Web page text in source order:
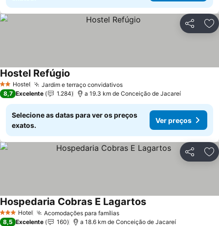
Partilhar
2 Estrelas
Hostel Jardim e terraço convidativos
Hostel Refúgio
8,7 Excelente 1.284 a 19.3 km de Conceição de Jacareí
Selecione as datas para ver os preços
exatos.
Ver preços
Partilhar
3 EstrelasHotel Acomodações para famílias
Hospedaria Cobras E Lagartos
8,5 Excelente 160 a 18.6 km de Conceição de Jacareí